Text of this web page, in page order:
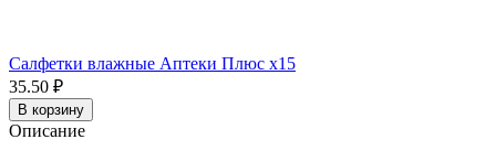
Салфетки влажные Аптеки Плюс x15
35.50 ₽
В корзину
Описание